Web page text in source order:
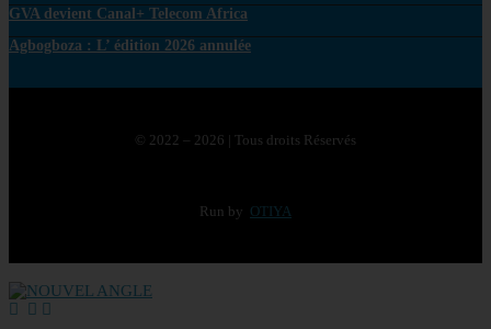
GVA devient Canal+ Telecom Africa
Agbogboza : L’ édition 2026 annulée
© 2022 – 2026 | Tous droits Réservés
Run by OTIYA